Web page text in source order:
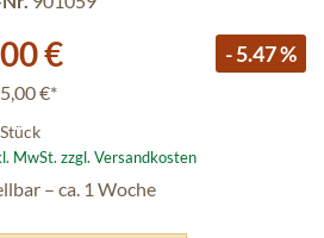
€ - 5.47 %
€*
MwSt. zzgl. Versandkosten
– ca. 1 Woche